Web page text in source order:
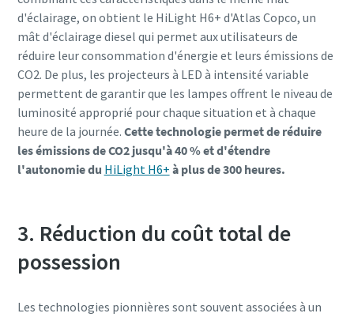
d'éclairage, on obtient le HiLight H6+ d'Atlas Copco, un
mât d'éclairage diesel qui permet aux utilisateurs de
réduire leur consommation d'énergie et leurs émissions de
CO2. De plus, les projecteurs à LED à intensité variable
permettent de garantir que les lampes offrent le niveau de
luminosité approprié pour chaque situation et à chaque
heure de la journée. Cette technologie permet de réduire
les émissions de CO2 jusqu'à 40 % et d'étendre
l'autonomie du HiLight H6+ à plus de 300 heures.
3. Réduction du coût total de
possession
Les technologies pionnières sont souvent associées à un